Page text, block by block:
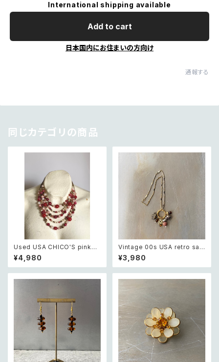
International shipping available
Add to cart
日本国内にお住まいの方向け
通報する
同じカテゴリの商品
Used USA CHICO'S pink×
white beads necklace レト
ロ アメリカ ユーズド アクセサリ
ー チコス ピンク×ホワイト ビー
¥4,980
Vintage 00s USA retro saf
ari design elephant swing
charm necklace レトロ アメ
リカ ヴィンテージ アクセサリー
¥3,980